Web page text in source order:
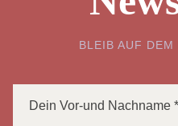
BLEIB AUF DEM